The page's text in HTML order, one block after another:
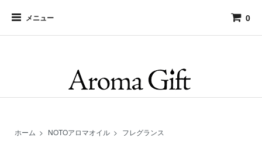
グランスを取り扱っています
メニュー 0
ホーム > NOTOアロマオイル > フレグランス